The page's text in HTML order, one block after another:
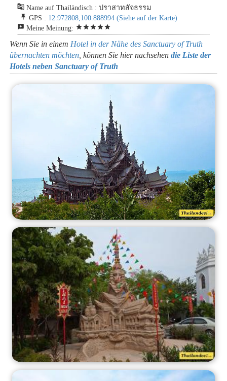
g_translate Name auf Thailändisch : ปราสาทสัจธรรม
push_pin GPS : 12.972808,100.888994 (Siehe auf der Karte)
reviews Meine Meinung: starstarstarstarstar
Wenn Sie in einem Hotel in der Nähe des Sanctuary of Truth
übernachten möchten , können Sie hier nachsehendie Liste der
Hotels neben Sanctuary of Truth